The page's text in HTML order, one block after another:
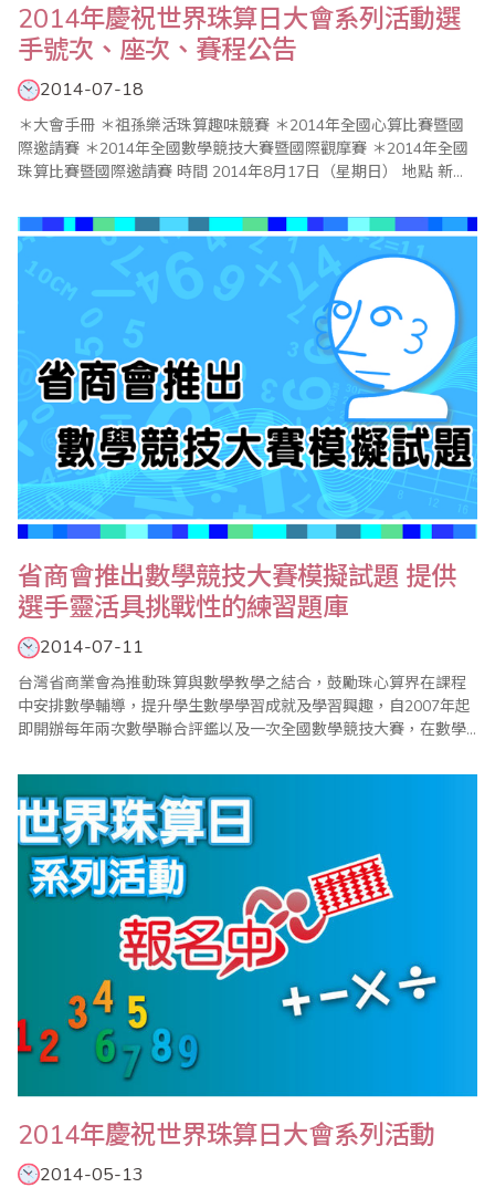
2014年慶祝世界珠算日大會系列活動選
手號次、座次、賽程公告
2014-07-18
＊大會手冊 ＊祖孫樂活珠算趣味競賽 ＊2014年全國心算比賽暨國
際邀請賽 ＊2014年全國數學競技大賽暨國際觀摩賽 ＊2014年全國
珠算比賽暨國際邀請賽 時間 2014年8月17日（星期日） 地點 新北
場：6樓603大禮堂 頒獎典禮：3樓..
省商會推出數學競技大賽模擬試題 提供
選手靈活具挑戰性的練習題庫
2014-07-11
台灣省商業會為推動珠算與數學教學之結合，鼓勵珠心算界在課程
中安排數學輔導，提升學生數學學習成就及學習興趣，自2007年起
即開辦每年兩次數學聯合評鑑以及一次全國數學競技大賽，在數學
學好數學的目標。同時由於省商會的數學評鑑及競技大賽試題頗受
好評，學生及家長不斷呼籲省商會編印相關模擬試題，以提供考區
配合評鑑及比賽參加學生練習使用，在經過一段時間的..
2014年慶祝世界珠算日大會系列活動
2014-05-13